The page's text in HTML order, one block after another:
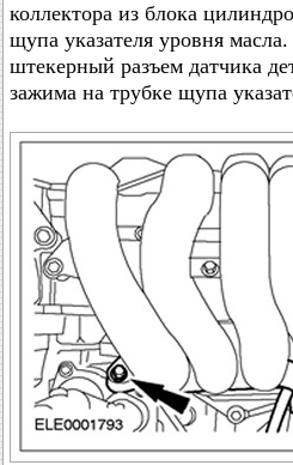
коллектора из блока
щупа указателя уровня
штекерный разъем датчика
зажима на трубке щупа